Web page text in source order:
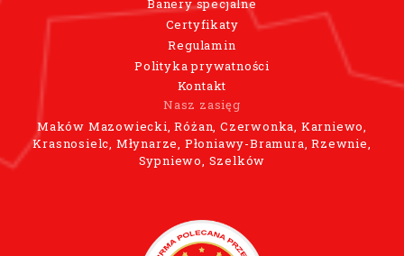
Banery specjalne
Certyfikaty
Regulamin
Polityka prywatności
Kontakt
Nasz zasięg
Maków Mazowiecki, Różan, Czerwonka, Karniewo,
Krasnosielc, Młynarze, Płoniawy-Bramura, Rzewnie,
Sypniewo, Szelków